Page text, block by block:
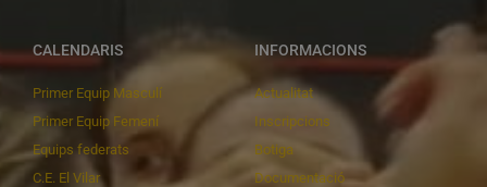
CALENDARIS
Primer Equip Masculí
Primer Equip Femení
Equips federats
C.E. El Vilar
INFORMACIONS
Actualitat
Inscripcions
Botiga
Documentació